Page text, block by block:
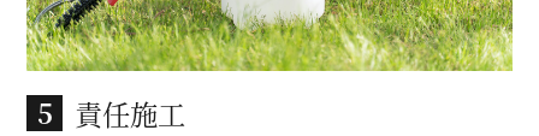
5 責任施工